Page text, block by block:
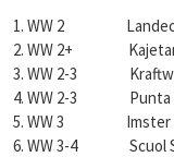
WW 2 Landeck
WW 2+
WW 2-3
WW 2-3 Punta
WW 3 Imster
WW 3-4 Scuol